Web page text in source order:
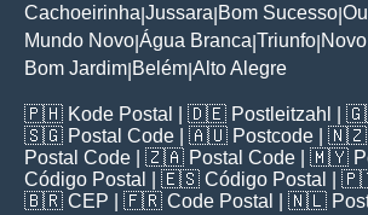
Cachoeirinha Jussara Bom Sucesso
Mundo Novo Água Branca Triunfo
Bom Jardim Belém Alto Alegre
🇵🇭 Kode Postal | 🇩🇪 Postleitzahl |
🇸🇬 Postal Code | 🇦🇺 Postcode | 🇳🇿
Postal Code | 🇿🇦 Postal Code | 🇲🇾
Código Postal
| 🇪🇸 Código Postal |
🇧🇷 CEP | 🇫🇷 Code Postal | 🇳🇱